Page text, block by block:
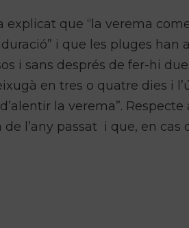
explicat que “la verema
i que les pluges han
i sans després de fer-hi
en tres o quatre dies i
la verema”. Respecte
l’any passat i que, en cas